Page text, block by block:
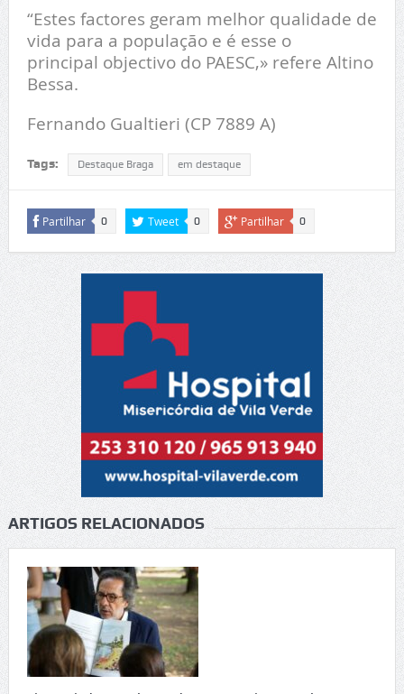
“Estes factores geram melhor qualidade de
vida para a população e é esse o
principal objectivo do PAESC,» refere Altino
Bessa.
Fernando Gualtieri (CP 7889 A)
Tags: Destaque Braga em destaque
Partilhar 0 Tweet 0 Partilhar 0
ARTIGOS RELACIONADOS